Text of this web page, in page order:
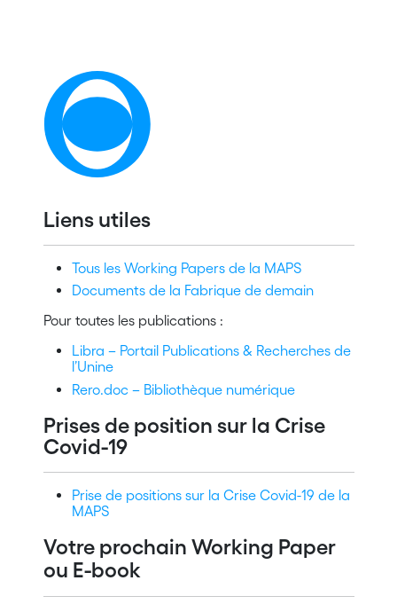
Liens utiles
Tous les Working Papers de la MAPS
Documents de la Fabrique de demain
Pour toutes les publications :
Libra – Portail Publications & Recherches de
l’Unine
Rero.doc – Bibliothèque numérique
Prises de position sur la Crise
Covid-19
Prise de positions sur la Crise Covid-19 de la
MAPS
Votre prochain Working Paper
ou E-book